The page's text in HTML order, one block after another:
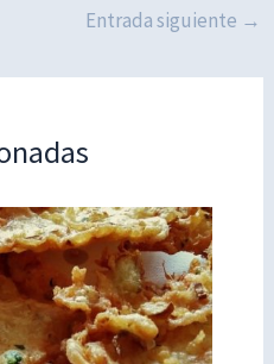
Entrada siguiente →